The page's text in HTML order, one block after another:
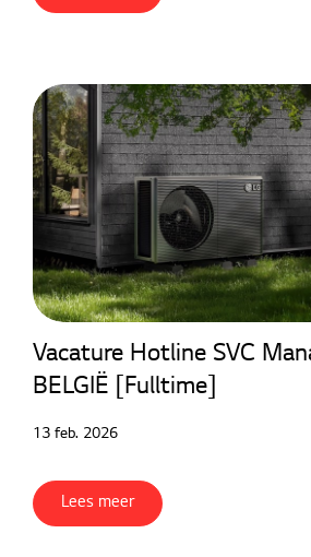
Vacature Hotline SVC
BELGIË [Fulltime]
13 feb. 2026
Lees meer